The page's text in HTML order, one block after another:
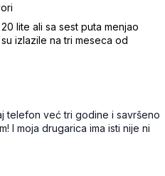
lite ali sa sest puta menjao
izlazile na tri meseca od
telefon već tri godine i savršeno
I moja drugarica ima isti nije ni